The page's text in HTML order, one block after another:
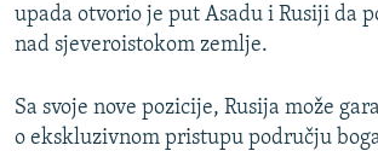
upada otvorio je put Asadu i Rusiji da
nad sjeveroistokom zemlje.
Sa svoje nove pozicije, Rusija može
o ekskluzivnom pristupu području